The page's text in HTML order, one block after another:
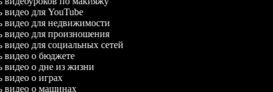
видео для YouTube
видео для недвижимости
видео для произношения
видео для социальных сетей
видео о бюджете
видео о дне из жизни
видео о играх
видео о машинах